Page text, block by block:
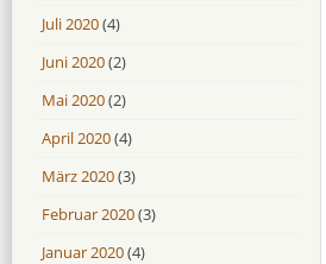
Juli 2020(4)
Juni 2020(2)
Mai 2020(2)
April 2020(4)
März 2020(3)
Februar 2020(3)
Januar 2020(4)